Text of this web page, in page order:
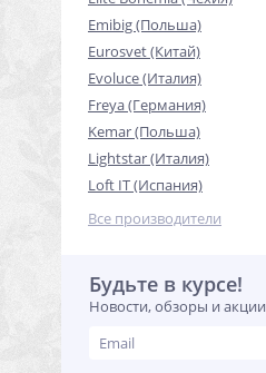
Emibig (Польша)
Eurosvet (Китай)
Evoluce (Италия)
Freya (Германия)
Kemar (Польша)
Lightstar (Италия)
Loft IT (Испания)
Все производители
Будьте в курсе!
Новости, обзоры и акции